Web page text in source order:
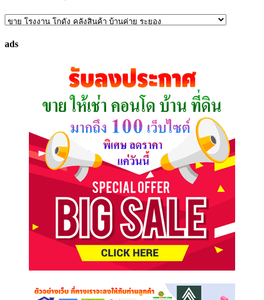
ค้นหา
ที่
ads